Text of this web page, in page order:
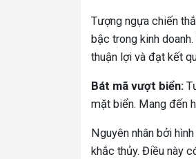
Tượng ngựa chiến
bậc trong kinh
thuận lợi và đạt kết
Bát mã vượt biển:
mặt biển. Mang đến
Nguyên nhân bởi
khắc thủy. Điều này